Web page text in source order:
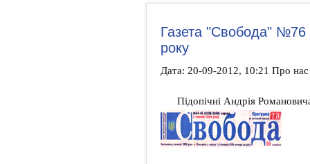
Газета "Свобода" №76
року
Дата: 20-09-2012, 10:21 Про
Підопічні Андрія